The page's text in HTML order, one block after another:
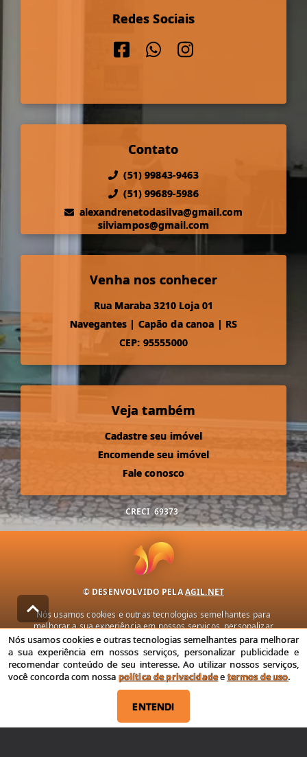
Redes Sociais
Contato
(51) 99843-9463
(51) 99689-5986
alexandrenetodasilva@gmail.com
silviampos@gmail.com
Venha nos conhecer
Rua Maraba 3210 Loja 01
Navegantes | Capão da canoa | RS
CEP: 95555000
Veja também
Cadastre seu imóvel
Encomende seu imóvel
Fale conosco
CRECI 69373
© DESENVOLVIDO PELAAGIL.NET
Nós usamos cookies e outras tecnologias semelhantes para
melhorar a sua experiência em nossos serviços, personalizar
publicidade e recomendar conteúdo de seu interesse. Ao utilizar
nossos serviços, você concorda com nossa política de privacidade e
termos de uso.
Política de Privacidade Termos de uso
Nós usamos cookies e outras tecnologias semelhantes para melhorar
a sua experiência em nossos serviços, personalizar publicidade e
recomendar conteúdo de seu interesse. Ao utilizar nossos serviços,
você concorda com nossa política de privacidadeetermos de uso.
ENTENDI